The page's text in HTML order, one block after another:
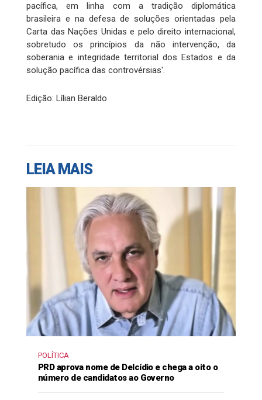
pacífica, em linha com a tradição diplomática
brasileira e na defesa de soluções orientadas pela
Carta das Nações Unidas e pelo direito internacional,
sobretudo os princípios da não intervenção, da
soberania e integridade territorial dos Estados e da
solução pacífica das controvérsias'.
Edição: Lílian Beraldo
LEIA MAIS
POLÍTICA
PRD aprova nome de Delcídio e chega a oito o
número de candidatos ao Governo